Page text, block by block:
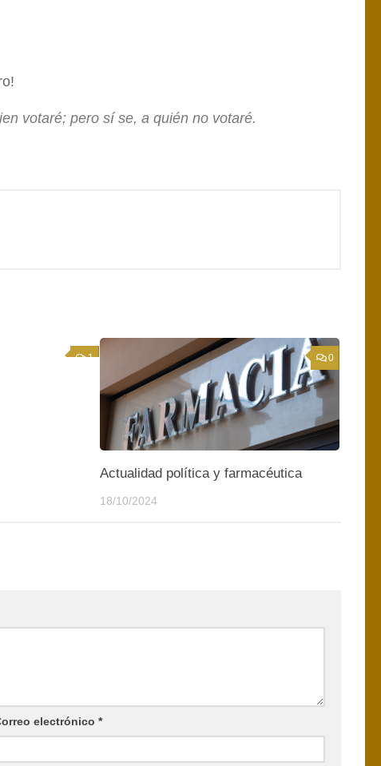
votaré; pero sí se, a quién no votaré.
1 0
Actualidad política y farmacéutica
18/10/2024
electrónico*